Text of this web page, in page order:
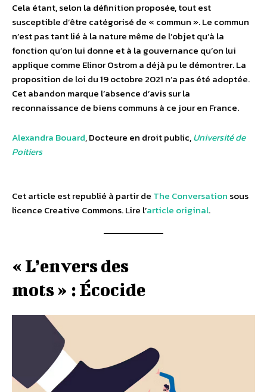
Cela étant, selon la définition proposée, tout est
susceptible d’être catégorisé de « commun ». Le commun
n’est pas tant lié à la nature même de l’objet qu’à la
fonction qu’on lui donne et à la gouvernance qu’on lui
applique comme Elinor Ostrom a déjà pu le démontrer. La
proposition de loi du 19 octobre 2021 n’a pas été adoptée.
Cet abandon marque l’absence d’avis sur la
reconnaissance de biens communs à ce jour en France.
Alexandra Bouard, Docteure en droit public,Université de
Poitiers
Cet article est republié à partir de The Conversation sous
licence Creative Commons. Lire l’article original.
« L’envers des
mots » : Écocide